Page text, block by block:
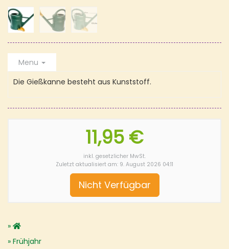
Menu
Die Gießkanne besteht aus Kunststoff.
11,95 €
inkl. gesetzlicher MwSt.
Zuletzt aktualisiert am: 9. August 2026 04:11
Nicht Verfügbar
Frühjahr